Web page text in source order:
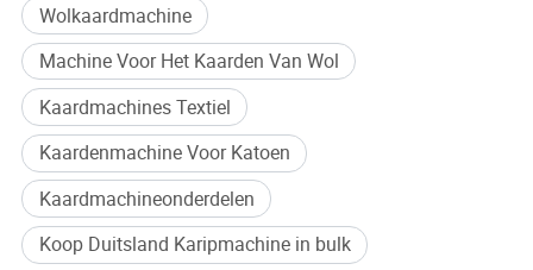
Wolkaardmachine
Machine Voor Het Kaarden Van Wol
Kaardmachines Textiel
Kaardenmachine Voor Katoen
Kaardmachineonderdelen
Koop Duitsland Karipmachine in bulk